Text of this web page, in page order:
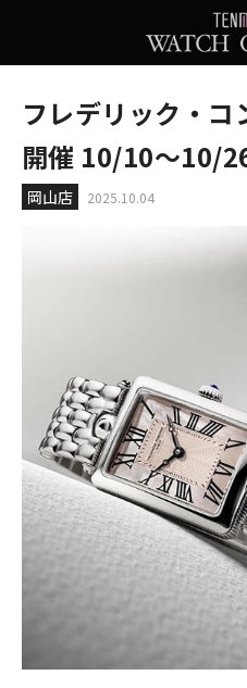
フレデリック・
開催 10/10～10/
岡山店 2025.10.04